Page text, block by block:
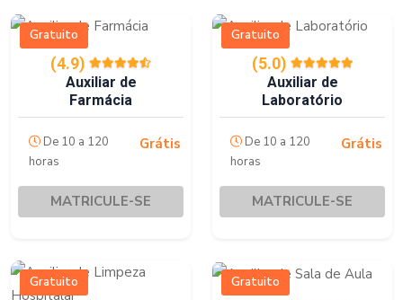
Gratuito
(4.9)
Auxiliar de
Farmácia
De 10 a 120
horas
Grátis
MATRICULE-SE
Gratuito
(5.0)
Auxiliar de
Laboratório
De 10 a 120
horas
Grátis
MATRICULE-SE
Gratuito Gratuito